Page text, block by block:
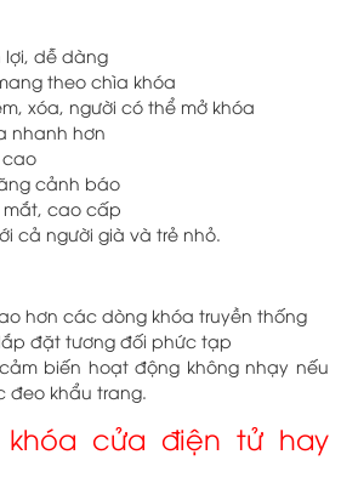
lợi, dễ dàng
theo chìa khóa
xóa, người có thể mở khóa
nhanh hơn
cảnh báo
mắt, cao cấp
cả người già và trẻ nhỏ.
hơn các dòng khóa truyền thống
đặt tương đối phức tạp
biến hoạt động không nhạy nếu
đeo khẩu trang.
cửa điện tử hay